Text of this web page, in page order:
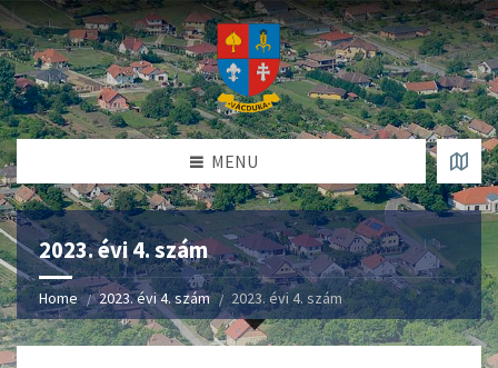
MENU
2023. évi 4. szám
Home 2023. évi 4. szám 2023. évi 4. szám